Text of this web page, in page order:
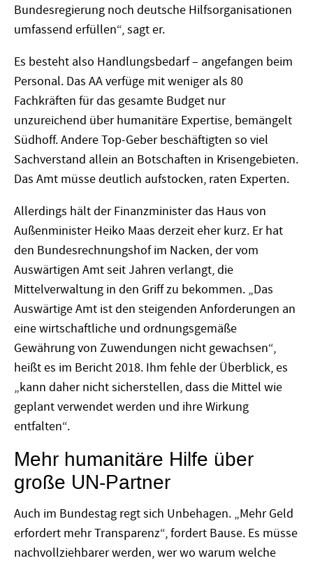
Bundesregierung noch deutsche Hilfsorganisationen
umfassend erfüllen“, sagt er.
Es besteht also Handlungsbedarf – angefangen beim
Personal. Das AA verfüge mit weniger als 80
Fachkräften für das gesamte Budget nur
unzureichend über humanitäre Expertise, bemängelt
Südhoff. Andere Top-Geber beschäftigten so viel
Sachverstand allein an Botschaften in Krisengebieten.
Das Amt müsse deutlich aufstocken, raten Experten.
Allerdings hält der Finanzminister das Haus von
Außenminister Heiko Maas derzeit eher kurz. Er hat
den Bundesrechnungshof im Nacken, der vom
Auswärtigen Amt seit Jahren verlangt, die
Mittelverwaltung in den Griff zu bekommen. „Das
Auswärtige Amt ist den steigenden Anforderungen an
eine wirtschaftliche und ordnungsgemäße
Gewährung von Zuwendungen nicht gewachsen“,
heißt es im Bericht 2018. Ihm fehle der Überblick, es
„kann daher nicht sicherstellen, dass die Mittel wie
geplant verwendet werden und ihre Wirkung
entfalten“.
Mehr humanitäre Hilfe über
große UN-Partner
Auch im Bundestag regt sich Unbehagen. „Mehr Geld
erfordert mehr Transparenz“, fordert Bause. Es müsse
nachvollziehbarer werden, wer wo warum welche